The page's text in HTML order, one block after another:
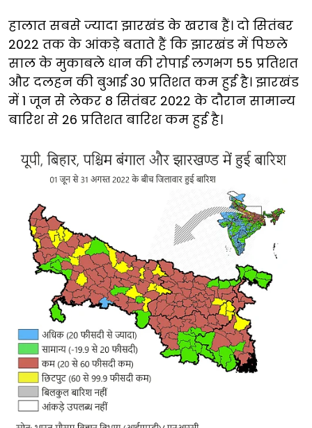
हालात सबसे ज्यादा झारखंड के खराब हैं। दो सितंबर
2022 तक के आंकड़े बताते हैं कि झारखंड में पिछले
साल के मुकाबले धान की रोपाई लगभग 55 प्रतिशत
और दलहन की बुआई 30 प्रतिशत कम हुई है। झारखंड
में 1 जून से लेकर 8 सितंबर 2022 के दौरान सामान्य
बारिश से 26 प्रतिशत बारिश कम हुई है।